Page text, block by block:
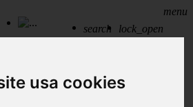
usa cookies
menu
lock_open
search